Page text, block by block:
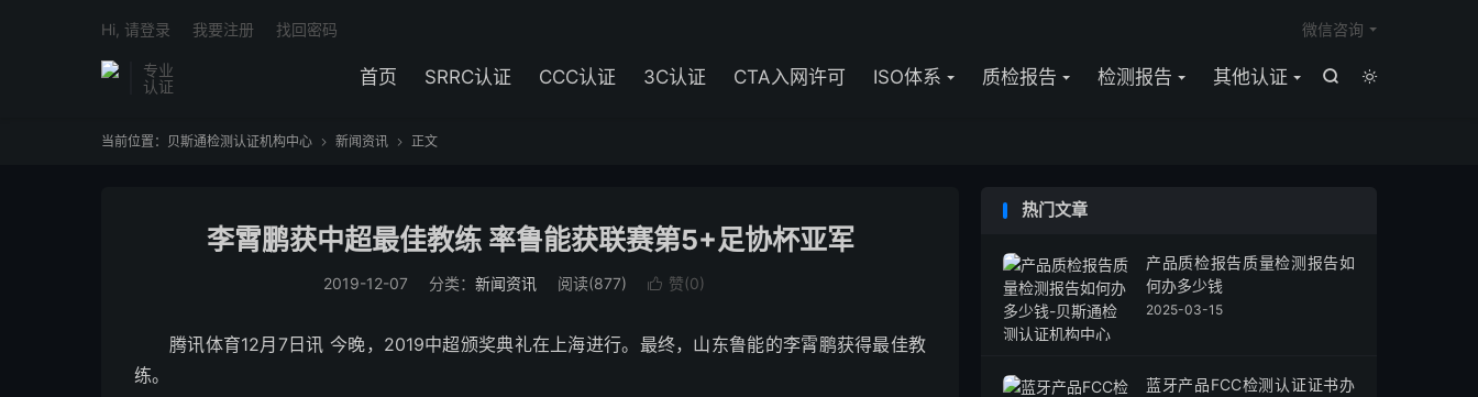
专业
认证


首页 SRRC认证 CCC认证 3C认证 CTA入网许可 ISO体系 质检报告 检测报告 其他认证
微信咨询
Hi, 请登录 我要注册 找回密码
当前位置： 贝斯通检测认证机构中心  新闻资讯  正文
李霄鹏获中超最佳教练 率鲁能获联赛第5+足协杯亚军
2019-12-07 分类： 新闻资讯 阅读(877)  赞(0)
腾讯体育12月7日讯 今晚，2019中超颁奖典礼在上海进行。最终，山东鲁能的李霄鹏获得最佳教
练。
热门文章
产品质检报告质量检测报告如
何办多少钱
2025-03-15
蓝牙产品FCC检测认证证书办